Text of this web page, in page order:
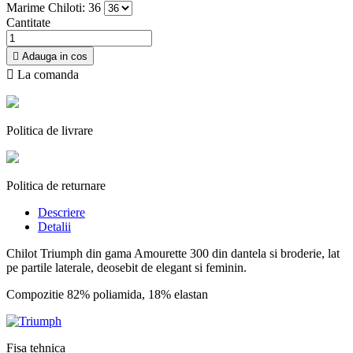
Marime Chiloti: 36
Cantitate
 Adauga in cos
 La comanda
Politica de livrare
Politica de returnare
Descriere
Detalii
Chilot Triumph din gama Amourette 300 din dantela si broderie, lat
pe partile laterale, deosebit de elegant si feminin.
Compozitie 82% poliamida, 18% elastan
Fisa tehnica